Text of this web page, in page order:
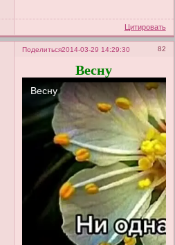
Цитировать
Поделиться 82
2014-03-29 14:29:30
Весну